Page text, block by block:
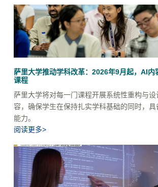
萨里大学推动学科改革：2026年9月起，AI内
课程
萨里大学将对每一门课程开展系统性重构与
容，确保学生在保持扎实学科基础的同时，
能力。
阅读更多>